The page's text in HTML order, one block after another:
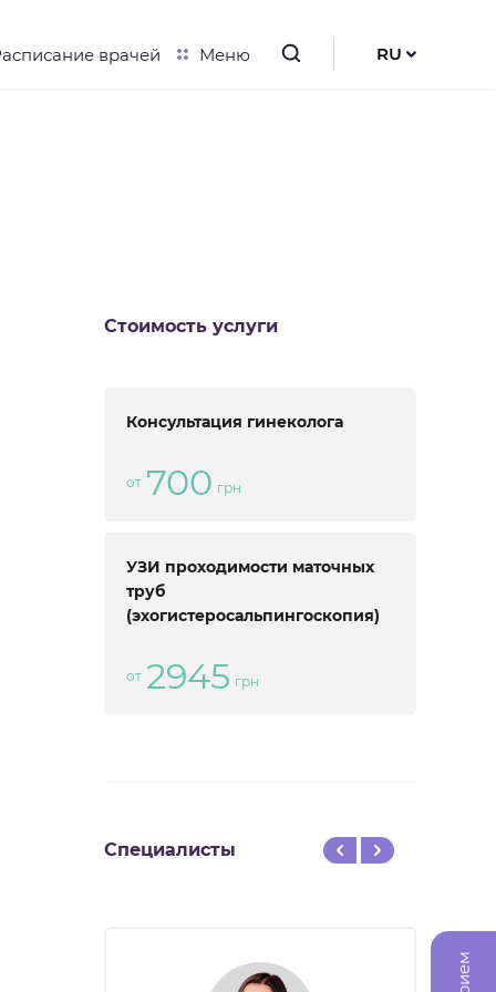
врачей Меню
RU
Стоимость услуги
Консультация гинеколога
от 700 грн
УЗИ проходимости маточных
труб
(эхогистеросальпингоскопия)
от 2945 грн
Специалисты